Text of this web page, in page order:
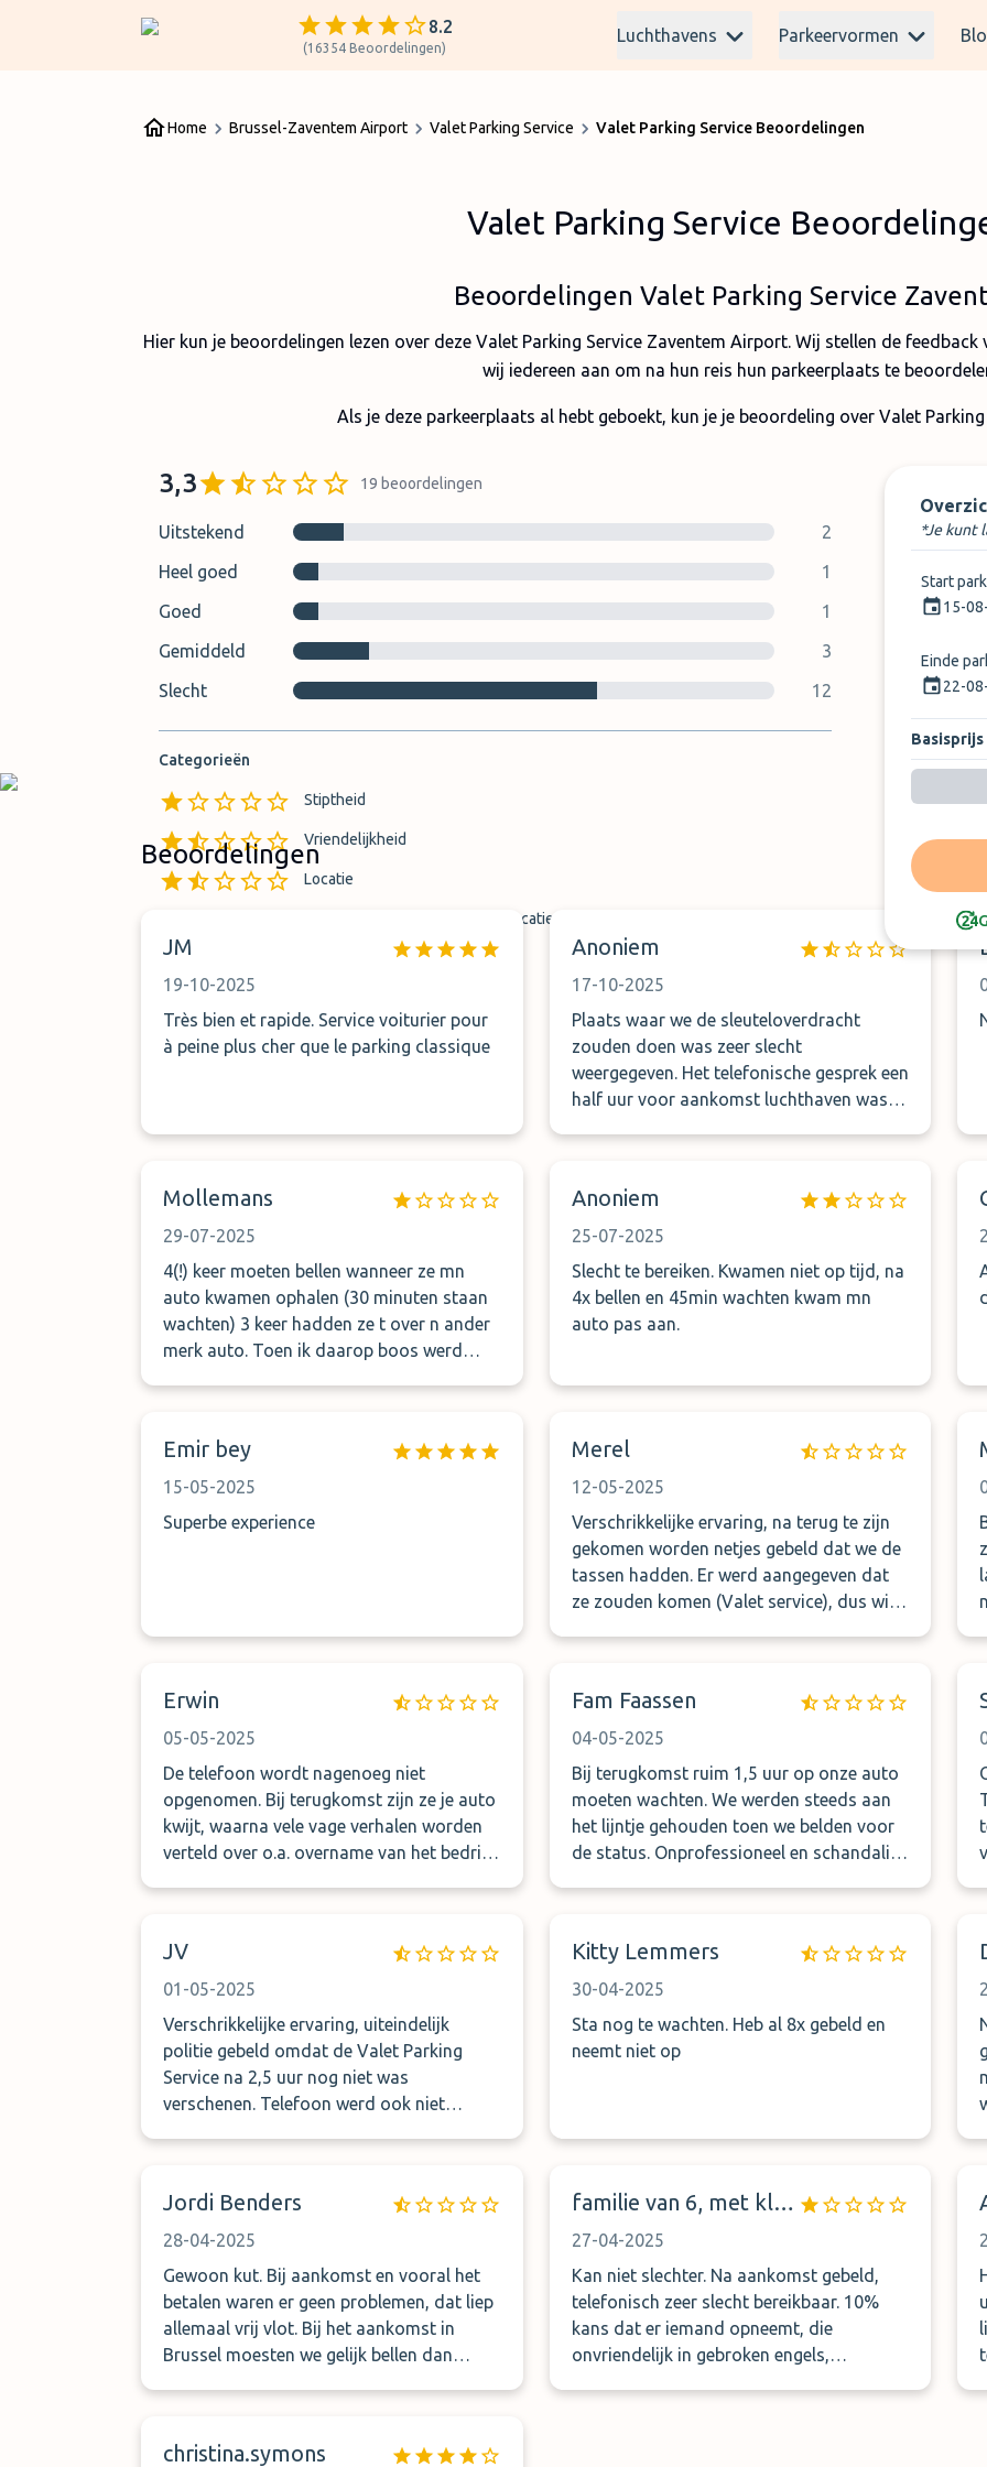
8.2
(16354 Beoordelingen)
Luchthavens Parkeervormen
Home Brussel-Zaventem Airport Valet Parking Service Valet Parking Service Beoordelingen
Valet Parking Service
Beoordelingen Valet Parking Service
Hier kun je beoordelingen lezen over deze Valet Parking Service Zaventem Airport. Wij stellen de
wij iedereen aan om na hun reis hun parkeerplaats te
Als je deze parkeerplaats al hebt geboekt, kun je je beoordeling over Valet
3,3 19 beoordelingen
Uitstekend
2
Heel goed
1
Goed
1
Gemiddeld
3
Slecht
12
Categorieën
Stiptheid
Vriendelijkheid
Locatie
Vindbaarheid van overdrachtslocatie
*Je kunt
Start
15-
Einde
22-
Basisprijs
Beoordelingen
JM
19-10-2025
Très bien et rapide. Service voiturier pour
à peine plus cher que le parking classique
Anoniem
17-10-2025
Plaats waar we de sleuteloverdracht
zouden doen was zeer slecht
weergegeven. Het telefonische gesprek een
half uur voor aankomst luchthaven was
of bordje zou dit al opgelost kunnen
worden. We hoefde onze papieren niet te
laten zien, kregen ook geen bewijs dat we
de auto hadden afgegeven, er werden
geen foto's gemaakt. Voor ons helaas niet
voor herhaling vatbaar.
Mollemans
29-07-2025
4(!) keer moeten bellen wanneer ze mn
auto kwamen ophalen (30 minuten staan
wachten) 3 keer hadden ze t over n ander
merk auto. Toen ik daarop boos werd
Opeens komt er n man uit t niets die mn
auto sleutels pakt. Omdat we haast
auto is bij aanname en teruggave 0.0
: klant is koning vriend! Beter zoek je n
Anoniem
25-07-2025
Slecht te bereiken. Kwamen niet op tijd, na
4x bellen en 45min wachten kwam mn
auto pas aan.
Emir bey
15-05-2025
Superbe experience
Merel
12-05-2025
Verschrikkelijke ervaring, na terug te zijn
gekomen worden netjes gebeld dat we de
tassen hadden. Er werd aangegeven dat
ze zouden komen (Valet service), dus wij
kastje naar de muur te zijn gestuurd nog
steeds geen auto. En elke keer de belofte
over 10 minuten zijn we er. Inmiddels
staan we dus ruim twee uur buiten te
wachten op valse beloftes. Daarna mijn
man met een taxi die kant op gestuurd en
toen was de auto nog niet eens uit de
parkeerplek gehaald. Geen excuses, geen
belofte (ze zeiden dat ze het zouden
betaald voor Valet parking en uiteindelijk
alles zelf moeten doen.
Erwin
05-05-2025
De telefoon wordt nagenoeg niet
opgenomen. Bij terugkomst zijn ze je auto
kwijt, waarna vele vage verhalen worden
verteld over o.a. overname van het bedrijf
min. een uur moet wachten voordat ze je
auto gevonden hebt. De auto van mijn
zwager was nog langer zoek en kwam
helemaal onder de inmiddels ingebrande
vogelpoep terug. Wij zullen van deze partij
geen gebruik meer maken.
Fam Faassen
04-05-2025
Bij terugkomst ruim 1,5 uur op onze auto
moeten wachten. We werden steeds aan
het lijntje gehouden toen we belden voor
de status. Onprofessioneel en schandalige
JV
01-05-2025
Verschrikkelijke ervaring, uiteindelijk
politie gebeld omdat de Valet Parking
Service na 2,5 uur nog niet was
verschenen. Telefoon werd ook niet
Kitty Lemmers
30-04-2025
Sta nog te wachten. Heb al 8x gebeld en
neemt niet op
Jordi Benders
28-04-2025
Gewoon kut. Bij aankomst en vooral het
betalen waren er geen problemen, dat liep
allemaal vrij vlot. Bij het aankomst in
Brussel moesten we gelijk bellen dan
druk was maar dat ze er binnen 10 min
familie van 6, met kleine kinderen
27-04-2025
Kan niet slechter. Na aankomst gebeld,
telefonisch zeer slecht bereikbaar. 10%
kans dat er iemand opneemt, die
onvriendelijk in gebroken engels,
christina.symons